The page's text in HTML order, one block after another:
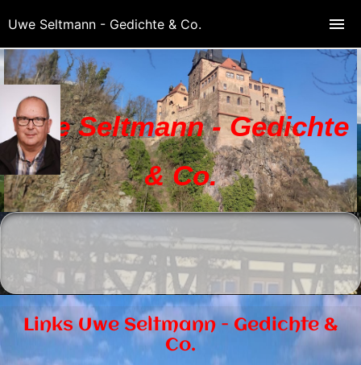
Uwe Seltmann - Gedichte
& Co.
Links Uwe Seltmann - Gedichte &
Co.
Uwe Seltmann - Gedichte & Co.